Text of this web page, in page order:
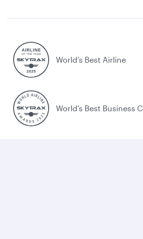
World’s Best Airline
World’s Best Business